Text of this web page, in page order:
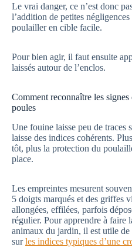
Le vrai danger, ce n’est donc
l’addition de petites
poulailler en cible facile.
Pour bien agir, il faut ensuite
laissés autour de l’enclos.
Comment reconnaître les
poules
Une fouine laisse peu de traces
laisse des indices cohérents.
tôt, plus la protection du
place.
Les empreintes mesurent
5 doigts marqués et des griffes
allongées, effilées, parfois
régulier. Pour apprendre à faire
animaux du jardin, il est utile
surles indices typiques d’une